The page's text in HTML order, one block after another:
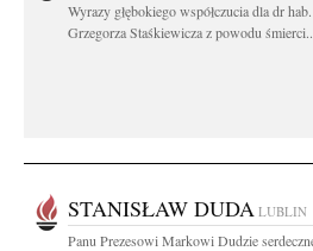
Wyrazy głębokiego współczucia dla dr
Grzegorza Staśkiewicza z powodu
STANISŁAW DUDA LUBLIN
Panu Prezesowi Markowi Dudzie